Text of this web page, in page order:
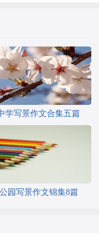
学写景作文合集五篇
园写景作文锦集8篇